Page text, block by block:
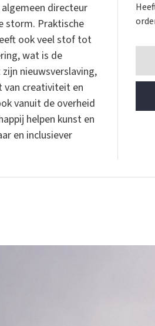
directeur
storm. Praktische
ook veel stof tot
wat is de
nieuwsverslaving,
van creativiteit en
vanuit de overheid
helpen kunst en
en inclusiever